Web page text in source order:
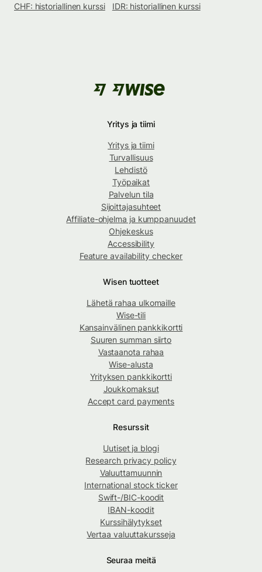
CHF: historiallinen kurssi
IDR: historiallinen kurssi
Yritys ja tiimi
Yritys ja tiimi
Turvallisuus
Lehdistö
Työpaikat
Palvelun tila
Sijoittajasuhteet
Affiliate-ohjelma ja kumppanuudet
Ohjekeskus
Accessibility
Feature availability checker
Wisen tuotteet
Lähetä rahaa ulkomaille
Wise-tili
Kansainvälinen pankkikortti
Suuren summan siirto
Vastaanota rahaa
Wise-alusta
Yrityksen pankkikortti
Joukkomaksut
Accept card payments
Resurssit
Uutiset ja blogi
Research privacy policy
Valuuttamuunnin
International stock ticker
Swift-/BIC-koodit
IBAN-koodit
Kurssihälytykset
Vertaa valuuttakursseja
Seuraa meitä